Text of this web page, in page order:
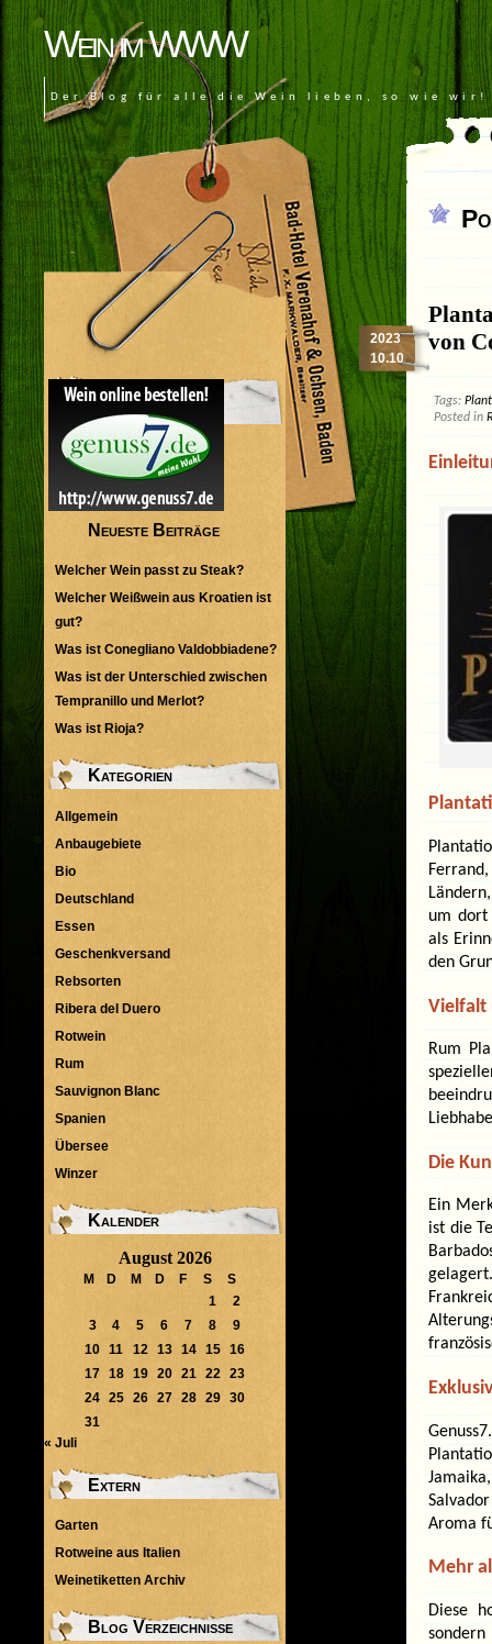
Wein im WWW
Der Blog für alle die Wein lieben, so wie wir!
von
2023
10.10
Tags:
Posted in
um dort
als
den
Vielfalt
Rum
Die
Ein
ist die
Aroma
Mehr
Diese
sondern
Neueste Beiträge
Welcher Wein passt zu Steak?
Welcher Weißwein aus Kroatien ist
gut?
Was ist Conegliano Valdobbiadene?
Was ist der Unterschied zwischen
Tempranillo und Merlot?
Was ist Rioja?
Kategorien
Allgemein
Anbaugebiete
Bio
Deutschland
Essen
Geschenkversand
Rebsorten
Ribera del Duero
Rotwein
Rum
Sauvignon Blanc
Spanien
Übersee
Winzer
Kalender
August 2026
M D M D F S
S
1
2
3
4 5 6 7 8
9
10 11 12 13 14 15
16
17 18 19 20 21 22
23
24 25 26 27 28 29
30
31
« Juli
Extern
Garten
Rotweine aus Italien
Weinetiketten Archiv
Blog Verzeichnisse